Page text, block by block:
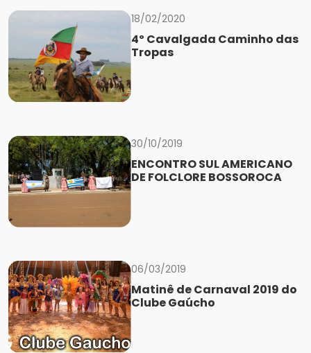
18/02/2020
4º Cavalgada Caminho das
Tropas
30/10/2019
ENCONTRO SUL AMERICANO
DE FOLCLORE BOSSOROCA
06/03/2019
Matinê de Carnaval 2019 do
Clube Gaúcho